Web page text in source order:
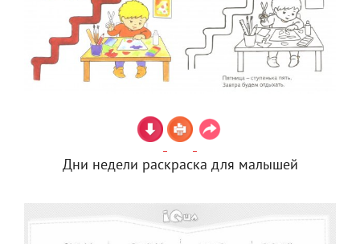
Дни недели раскраска для малышей